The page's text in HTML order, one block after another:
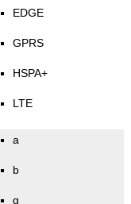
EDGE
GPRS
HSPA+
LTE
a
b
g